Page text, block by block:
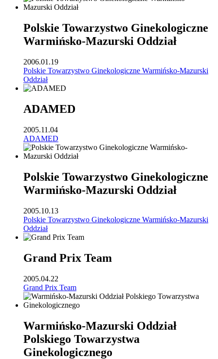
Polskie Towarzystwo Ginekologiczne
Warmińsko-Mazurski Oddział
2006.01.19
Polskie Towarzystwo Ginekologiczne Warmińsko-Mazurski
Oddział
ADAMED
2005.11.04
ADAMED
Polskie Towarzystwo Ginekologiczne
Warmińsko-Mazurski Oddział
2005.10.13
Polskie Towarzystwo Ginekologiczne Warmińsko-Mazurski
Oddział
Grand Prix Team
2005.04.22
Grand Prix Team
Warmińsko-Mazurski Oddział
Polskiego Towarzystwa
Ginekologicznego